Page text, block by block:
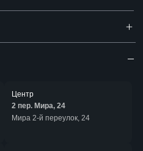
Центр
2 пер. Мира, 24
Мира 2-й переулок, 24